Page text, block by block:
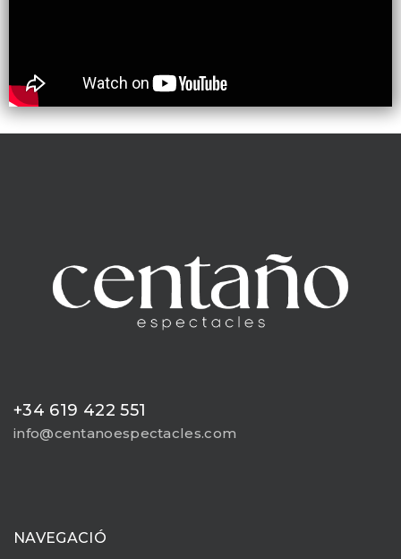
+34 619 422 551
info@centanoespectacles.com
NAVEGACIÓ